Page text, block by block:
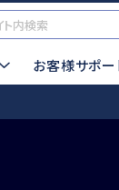
お客様サポー
カタログ